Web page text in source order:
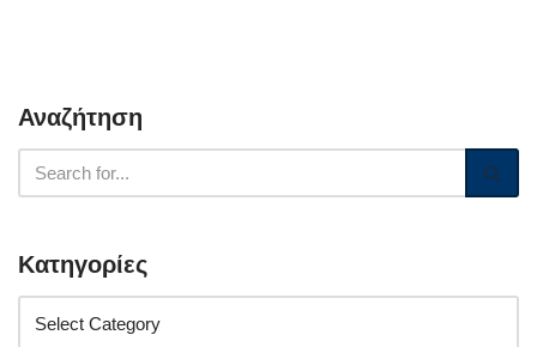
Αναζήτηση
Κατηγορίες